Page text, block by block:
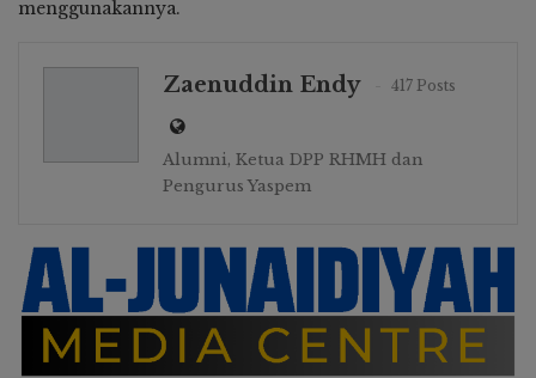
menggunakannya.
Zaenuddin Endy 417 Posts
Alumni, Ketua DPP RHMH dan
Pengurus Yaspem